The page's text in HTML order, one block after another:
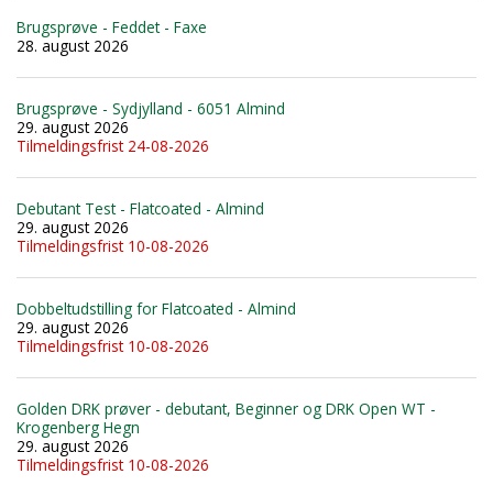
Brugsprøve - Feddet - Faxe
28. august 2026
Brugsprøve - Sydjylland - 6051 Almind
29. august 2026
Tilmeldingsfrist 24-08-2026
Debutant Test - Flatcoated - Almind
29. august 2026
Tilmeldingsfrist 10-08-2026
Dobbeltudstilling for Flatcoated - Almind
29. august 2026
Tilmeldingsfrist 10-08-2026
Golden DRK prøver - debutant, Beginner og DRK Open WT -
Krogenberg Hegn
29. august 2026
Tilmeldingsfrist 10-08-2026